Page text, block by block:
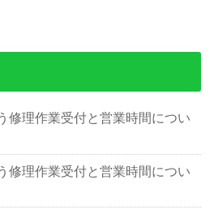
修理作業受付と営業時間につい
修理作業受付と営業時間につい